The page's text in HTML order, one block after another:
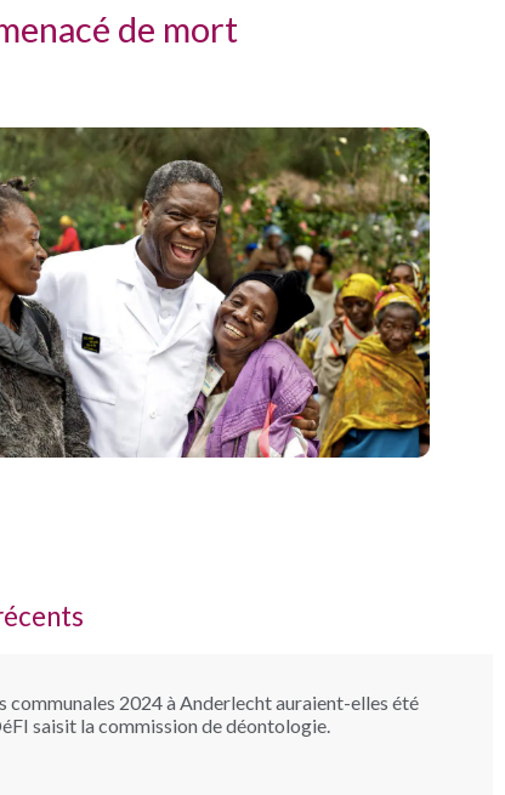
de mort
communales 2024 à Anderlecht auraient-elles été
saisit la commission de déontologie.